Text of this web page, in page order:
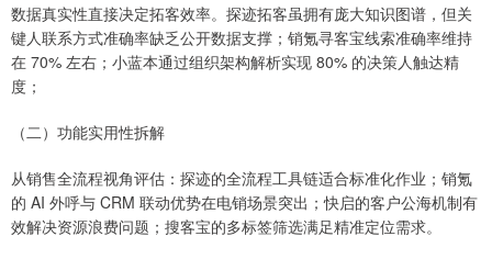
数据真实性直接决定拓客效率。探迹拓客虽拥有庞大知识图谱，但关
键人联系方式准确率缺乏公开数据支撑；销氪寻客宝线索准确率维持
在 70% 左右；小蓝本通过组织架构解析实现 80% 的决策人触达精
度；
（二）功能实用性拆解
从销售全流程视角评估：探迹的全流程工具链适合标准化作业；销氪
的 AI 外呼与 CRM 联动优势在电销场景突出；快启的客户公海机制有
效解决资源浪费问题；搜客宝的多标签筛选满足精准定位需求。